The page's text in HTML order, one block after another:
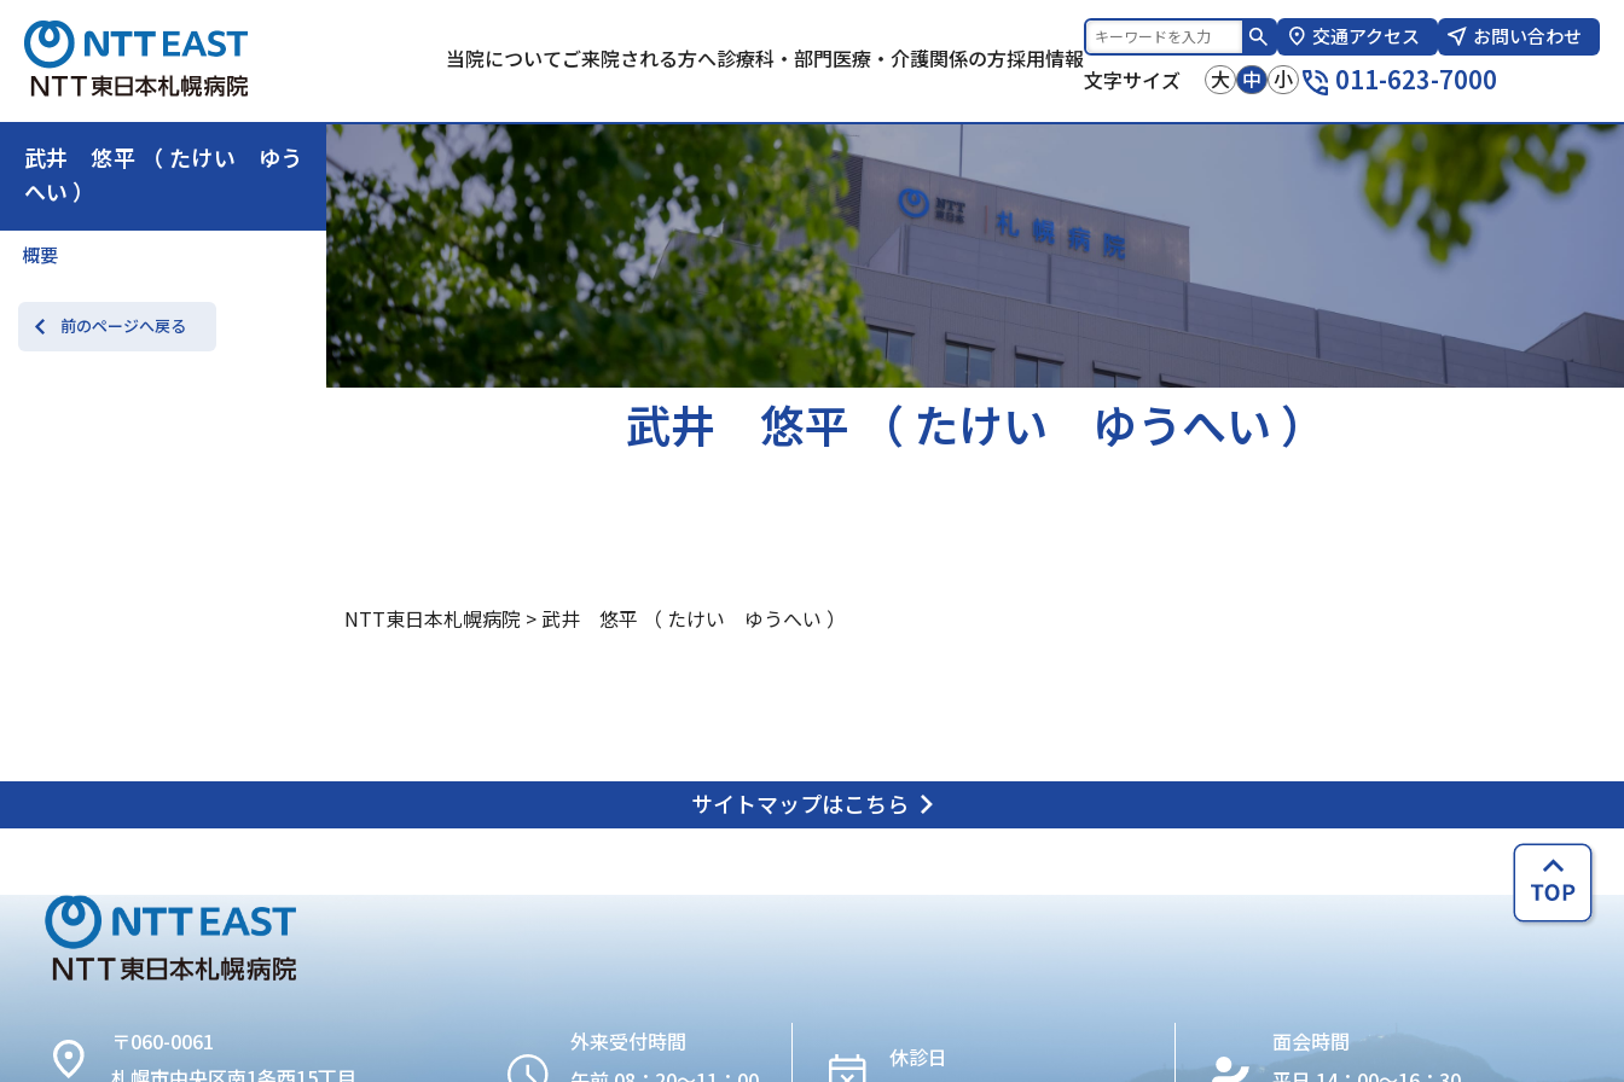
当院についてご来院される方へ診療科・部門医療・介護関係の方採用情報
交通アクセス お問い合わせ
文字サイズ 大 中 小 011-623-7000
武井 悠平 （ たけい ゆう
へい ）
概要
前のページへ戻る
武井 悠平 （ たけい ゆうへい ）
NTT東日本札幌病院 > 武井 悠平 （ たけい ゆうへい ）
サイトマップはこちら
〒060-0061
外来受付時間
休診日
面会時間